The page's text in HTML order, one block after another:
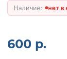
нет в
600 р.